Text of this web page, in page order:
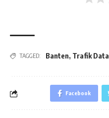
TAGGED: Banten, Trafik Data
Facebook